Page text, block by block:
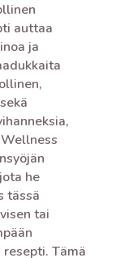
auttaa
ja
he
tässä
tai
Tämä